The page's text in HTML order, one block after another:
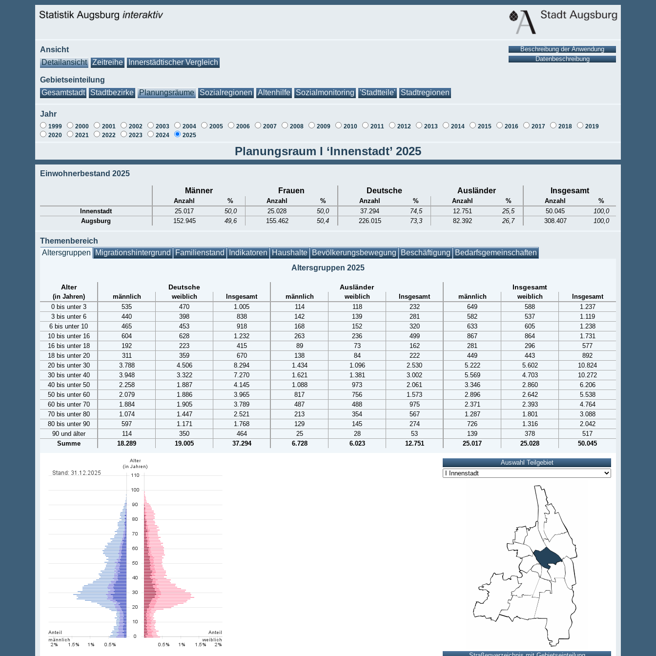
Ansicht
Detailansicht
Zeitreihe Innerstädtischer Vergleich
Gebietseinteilung
Gesamtstadt
Stadtbezirke Planungsräume Sozialregionen Altenhilfe Sozialmonitoring 'Stadtteile' Stadtregionen
Jahr
1999 2000 2001 2002 2003 2004 2005 2006 2007 2008 2009 2010 2011 2012 2013 2014 2015 2016 2017 2018
2019
2020
2021 2022 2023 2024 2025
Planungsraum I ‘Innenstadt’ 2025
Einwohnerbestand 2025
Männer Frauen Deutsche Ausländer Insgesamt
Anzahl % Anzahl % Anzahl % Anzahl % Anzahl
%
Innenstadt
25.017 50,0 25.028 50,0 37.294 74,5 12.751 25,5 50.045
100,0
Augsburg
152.945 49,6 155.462 50,4 226.015 73,3 82.392 26,7 308.407 100,0
Themenbereich
Altersgruppen Migrationshintergrund Familienstand Indikatoren Haushalte Bevölkerungsbewegung Beschäftigung Bedarfsgemeinschaften
Altersgruppen 2025
Alter Deutsche Ausländer Insgesamt
(in Jahren) männlich weiblich Insgesamt männlich weiblich Insgesamt männlich weiblich
Insgesamt
0 bis unter 3
535 470 1.005 114 118 232 649 588
1.237
3 bis unter 6
440 398 838 142 139 281 582 537
1.119
6 bis unter 10
465 453 918 168 152 320 633 605
1.238
10 bis unter 16
604 628 1.232 263 236 499 867 864
1.731
16 bis unter 18
192 223 415 89 73 162 281 296
577
18 bis unter 20
311 359 670 138 84 222 449 443
892
20 bis unter 30
3.788 4.506 8.294 1.434 1.096 2.530 5.222 5.602
10.824
30 bis unter 40
3.948 3.322 7.270 1.621 1.381 3.002 5.569 4.703
10.272
40 bis unter 50
2.258 1.887 4.145 1.088 973 2.061 3.346 2.860
6.206
50 bis unter 60
2.079 1.886 3.965 817 756 1.573 2.896 2.642
5.538
60 bis unter 70
1.884 1.905 3.789 487 488 975 2.371 2.393
4.764
70 bis unter 80
1.074 1.447 2.521 213 354 567 1.287 1.801
3.088
80 bis unter 90
597 1.171 1.768 129 145 274 726 1.316
2.042
90 und älter
114 350 464 25 28 53 139 378
517
Summe
18.289 19.005 37.294 6.728 6.023 12.751 25.017 25.028 50.045